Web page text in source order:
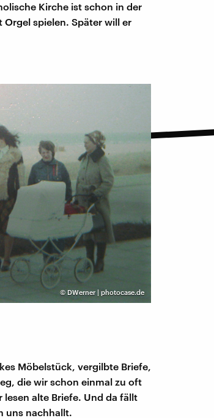
Kirche ist schon in der
spielen. Später will er
© DWerner | photocase.de
Möbelstück, vergilbte Briefe,
die wir schon einmal zu oft
alte Briefe. Und da fällt
uns nachhallt.